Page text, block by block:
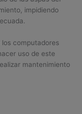
impidiendo
computadores
uso de este
mantenimiento